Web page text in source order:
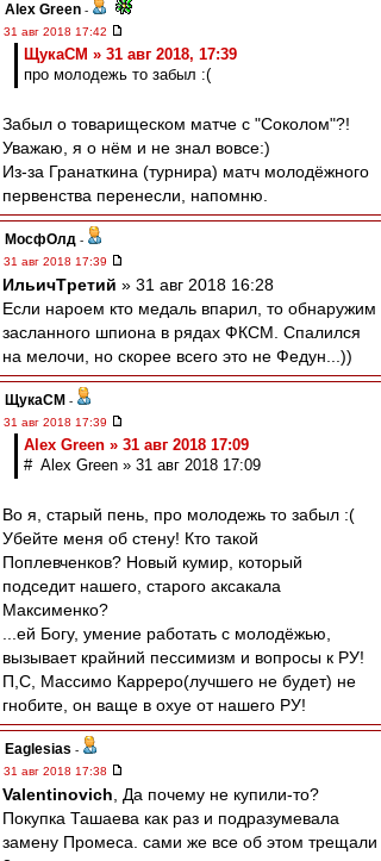
Alex Green -
31 авг 2018 17:42
ЩукаСМ » 31 авг 2018, 17:39
про молодежь то забыл :(
Забыл о товарищеском матче с "Соколом"?!
Уважаю, я о нём и не знал вовсе:)
Из-за Гранаткина (турнира) матч молодёжного
первенства перенесли, напомню.
МосфОлд -
31 авг 2018 17:39
ИльичТpeтий » 31 авг 2018 16:28
Если нароем кто медаль впарил, то обнаружим
засланного шпиона в рядах ФКСМ. Спалился
на мелочи, но скорее всего это не Федун...))
ЩукаСМ -
31 авг 2018 17:39
Alex Green » 31 авг 2018 17:09
# Alex Green » 31 авг 2018 17:09
Во я, старый пень, про молодежь то забыл :(
Убейте меня об стену! Кто такой
Поплевченков? Новый кумир, который
подседит нашего, старого аксакала
Максименко?
...ей Богу, умение работать с молодёжью,
вызывает крайний пессимизм и вопросы к РУ!
П,С, Массимо Карреро(лучшего не будет) не
гнобите, он ваще в охуе от нашего РУ!
Eaglesias -
31 авг 2018 17:38
Valentinovich , Да почему не купили-то?
Покупка Ташаева как раз и подразумевала
замену Промеса. сами же все об этом трещали